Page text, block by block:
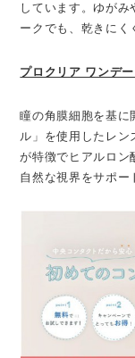
しています。ゆがみ
ークでも、乾きにく
プロクリア ワンデ
瞳の角膜細胞を基に
ル」を使用したレン
が特徴でヒアルロン
自然な視界をサポー